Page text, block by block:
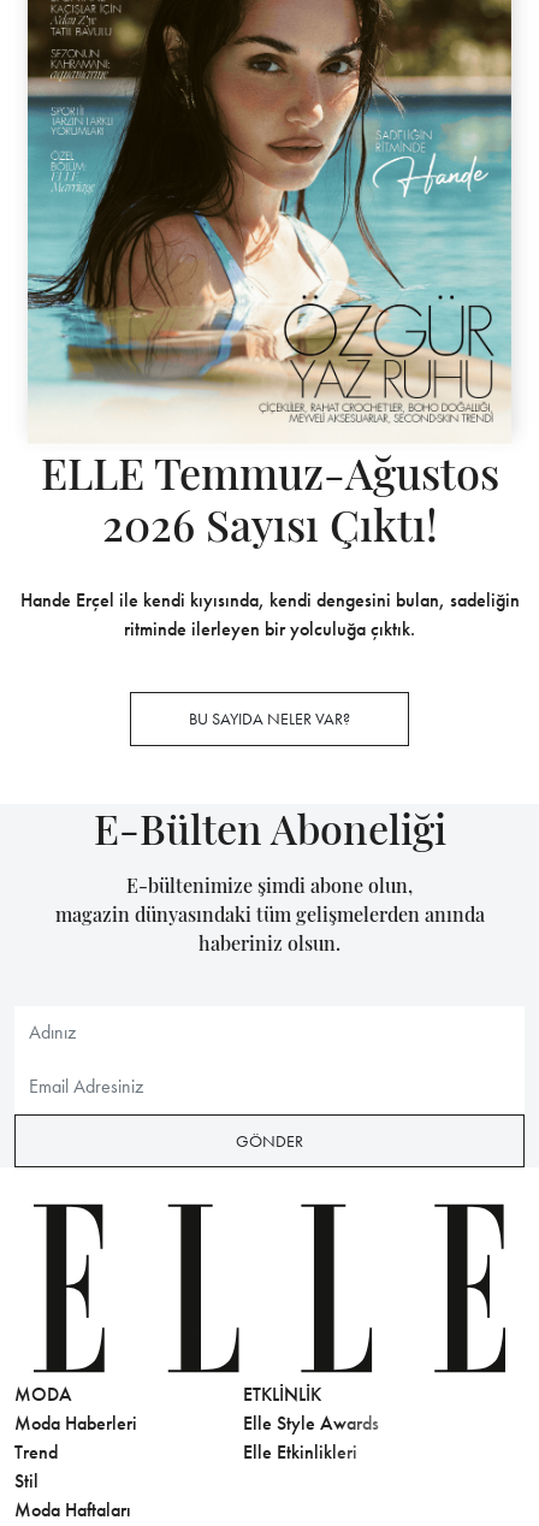
ELLE Temmuz-Ağustos
2026 Sayısı Çıktı!
Hande Erçel ile kendi kıyısında, kendi dengesini bulan, sadeliğin
ritminde ilerleyen bir yolculuğa çıktık.
BU SAYIDA NELER VAR?
E-Bülten Aboneliği
E-bültenimize şimdi abone olun,
magazin dünyasındaki tüm gelişmelerden anında
haberiniz olsun.
GÖNDER
MODA
Moda Haberleri
Trend
Stil
Moda Haftaları
ETKLINLIK
Elle Style Awards
Elle Etkinlikleri